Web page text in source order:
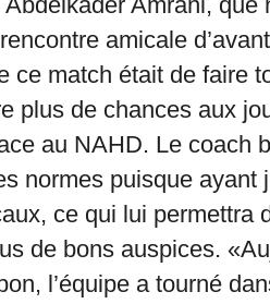
amicale
ce match était de faire
plus de chances aux
au NAHD. Le coach
normes puisque ayant
ce qui lui permettra
de bons auspices.
l’équipe a tourné